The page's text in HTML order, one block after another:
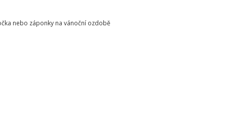
nebo záponky na vánoční ozdobě